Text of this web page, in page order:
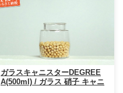
ガラスキャニスターDEGREE
A(500ml) / ガラス 硝子 キャニ